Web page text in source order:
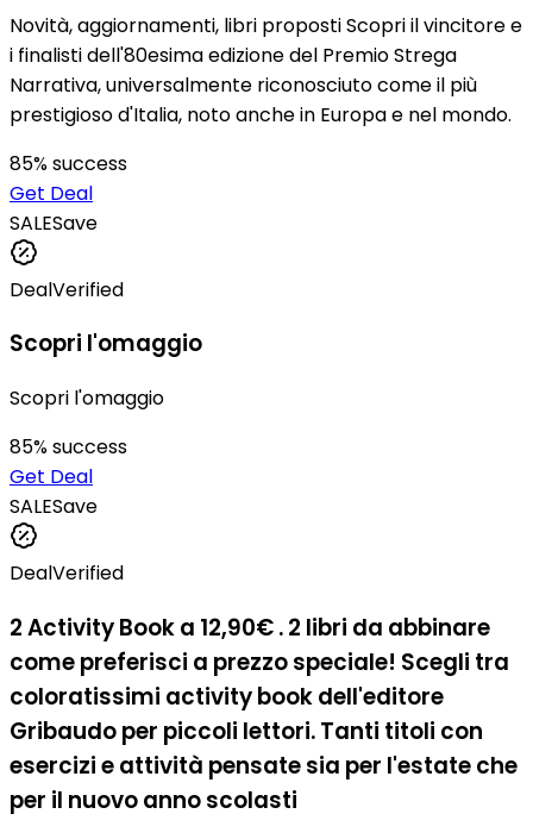
Novità, aggiornamenti, libri proposti Scopri il vincitore e
i finalisti dell'80esima edizione del Premio Strega
Narrativa, universalmente riconosciuto come il più
prestigioso d'Italia, noto anche in Europa e nel mondo.
85% success
Get Deal
SALESave
DealVerified
Scopri l'omaggio
Scopri l'omaggio
85% success
Get Deal
SALESave
DealVerified
2 Activity Book a 12,90€ . 2 libri da abbinare
come preferisci a prezzo speciale! Scegli tra
coloratissimi activity book dell'editore
Gribaudo per piccoli lettori. Tanti titoli con
esercizi e attività pensate sia per l'estate che
per il nuovo anno scolasti